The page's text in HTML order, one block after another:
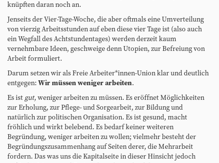
knüpften daran noch an.
Jenseits der Vier-Tage-Woche, die aber oftmals eine Umverteilung
von vierzig Arbeitsstunden auf eben diese vier Tage ist (also auch
ein Wegfall des Achtstundentages) werden derzeit kaum
vernehmbare Ideen, geschweige denn Utopien, zur Befreiung von
Arbeit formuliert.
Darum setzen wir als Freie Arbeiter*innen-Union klar und deutlich
entgegen: Wir müssen weniger arbeiten.
Es istgut, weniger arbeiten zu müssen. Es eröffnet Möglichkeiten
zur Erholung, zur Pflege- und Sorgearbeit, zur Bildung und
natürlich zur politischen Organisation. Es ist gesund, macht
fröhlich und wirkt belebend. Es bedarf keiner weiteren
Begründung, weniger arbeiten zu wollen; vielmehr besteht der
Begründungszusammenhang auf Seiten derer, die Mehrarbeit
fordern. Das was uns die Kapitalseite in dieser Hinsicht jedoch